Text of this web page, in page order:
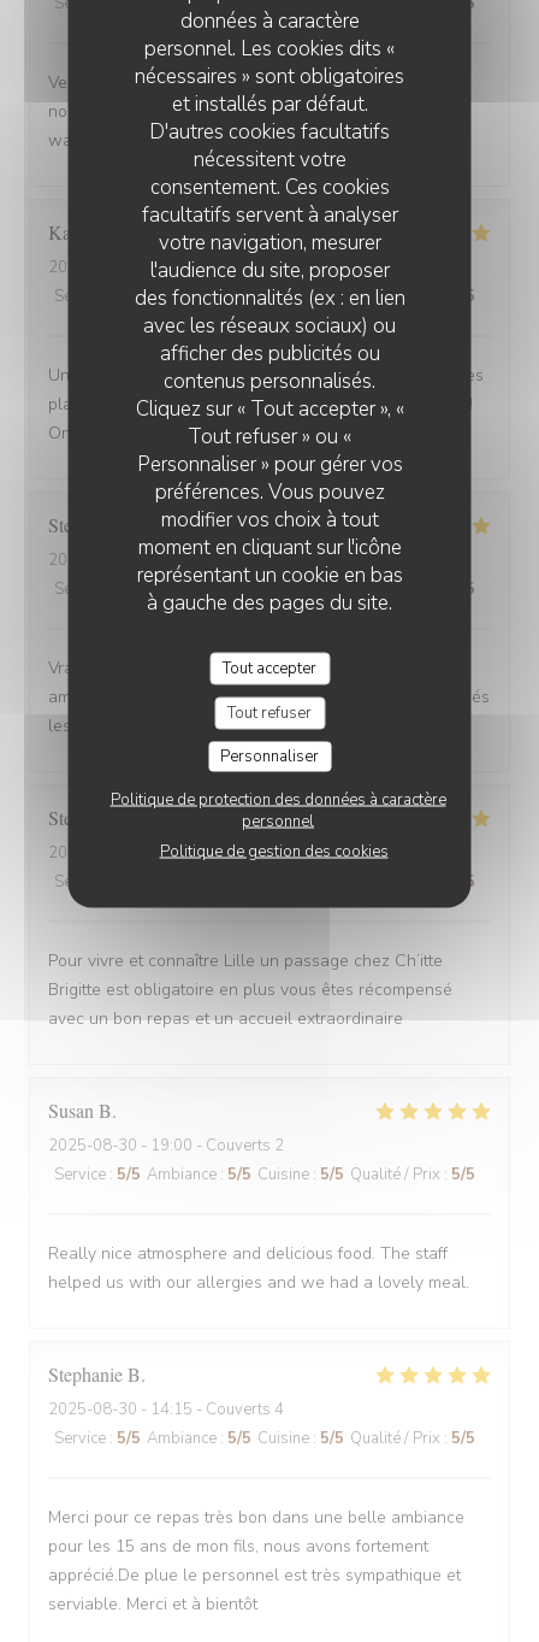
données à caractère
personnel. Les cookies dits «
nécessaires » sont obligatoires
et installés par défaut.
D'autres cookies facultatifs
nécessitent votre
consentement. Ces cookies
facultatifs servent à analyser
votre navigation, mesurer
l'audience du site, proposer
des fonctionnalités (ex : en lien
avec les réseaux sociaux) ou
afficher des publicités ou
contenus personnalisés.
Cliquez sur « Tout accepter », «
Tout refuser » ou «
Personnaliser » pour gérer vos
préférences. Vous pouvez
modifier vos choix à tout
moment en cliquant sur l'icône
représentant un cookie en bas
à gauche des pages du site.
Tout accepter
Tout refuser
Personnaliser
Politique de protection des données à caractère
personnel
Politique de gestion des cookies
Venue avec des amis de Belfort.super bien accueillis,
nous avons beaucoup apprécié la carbonade et le
waterzoi de poissons Nous reviendrons
Karine
2025-08-30
- 21:15 - Couverts 4
Service
/5 Ambiance: 5/5 Cuisine :5/5 Qualité / Prix /5
Une adresse a absolument découvrir ! Une ambiance,des
plats tous délicieux,un personnel attentionné et réactif !!
On reviendra....
Stefano
2025-08-30
- 12:00 - Couverts 6
Service
/5 Ambiance: 5 /5 Cuisine: 5/5 Qualité / Prix /5
Vrai Estaminet du Nord, nourriture excellente, uste a
ameillorer le rytme de sortie des plats, pas tjs coordonnés
les frites avec les plats principaux.
Stefan
2025-08-30
- 21:15 - Couverts 2
Service
/5
Pour vivre et connaître Lille un passage chez Ch’itte
Brigitte est obligatoire en plus vous êtes récompensé
avec un bon repas et un accueil extraordinaire
Susan B
2025-08-30 - 19:00 - Couverts 2
Service : 5/5 Ambiance : 5/5 Cuisine : 5/5 Qualité / Prix : 5/5
Really nice atmosphere and delicious food. The staff
helped us with our allergies and we had a lovely meal.
StephanieB
2025-08-30 - 14:15 - Couverts 4
Service : 5/5 Ambiance : 5/5 Cuisine : 5/5 Qualité / Prix : 5/5
Merci pour ce repas très bon dans une belle ambiance
pour les 15 ans de mon fils, nous avons fortement
apprécié.De plue le personnel est très sympathique et
serviable. Merci et à bientôt